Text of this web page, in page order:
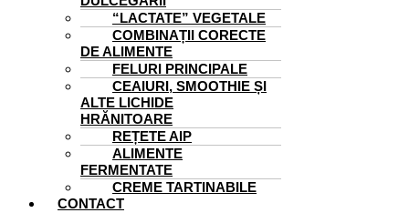
“LACTATE” VEGETALE
COMBINAȚII CORECTE
DE ALIMENTE
FELURI PRINCIPALE
CEAIURI, SMOOTHIE ȘI
ALTE LICHIDE
HRĂNITOARE
REȚETE AIP
ALIMENTE
FERMENTATE
CREME TARTINABILE
CONTACT